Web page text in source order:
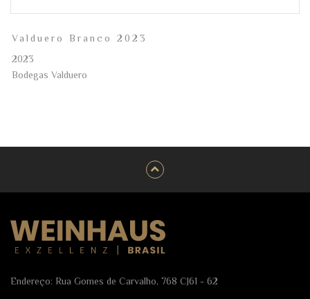
Valduero Branco 2023
2023
Bodegas Valduero
Endereço: Rua Gomes de Carvalho, 768 CJ61 - 62